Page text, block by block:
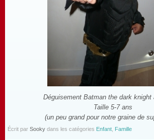
Déguisement Batman the dark knight
Taille 5-7 ans
(un peu grand pour notre graine de
Écrit par Sooky dans les catégories Enfant Famille